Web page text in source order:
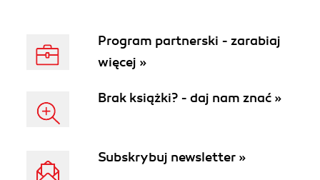
Program partnerski - zarabiaj
więcej »
Brak książki? - daj nam znać »
Subskrybuj newsletter »